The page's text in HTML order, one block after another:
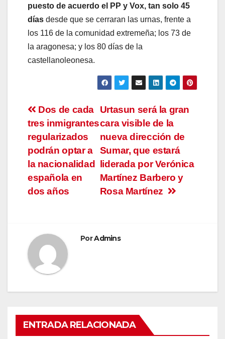
puesto de acuerdo el PP y Vox, tan solo 45
días desde que se cerraran las urnas, frente a
los 116 de la comunidad extremeña; los 73 de
la aragonesa; y los 80 días de la
castellanoleonesa.
Navegación
de
entradas
Urtasun será la gran
cara visible de la
nueva dirección de
Sumar, que estará
liderada por Verónica
Martínez Barbero y
Rosa Martínez
Dos de cada
tres inmigrantes
regularizados
podrán optar a
la nacionalidad
española en
dos años
PorAdmins
ENTRADA RELACIONADA